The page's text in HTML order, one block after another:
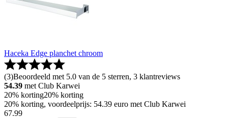
Haceka Edge planchet chroom
(3)Beoordeeld met 5.0 van de 5 sterren, 3 klantreviews
54.39 met Club Karwei
20% korting20% korting
20% korting, voordeelprijs: 54.39 euro met Club Karwei
67.99